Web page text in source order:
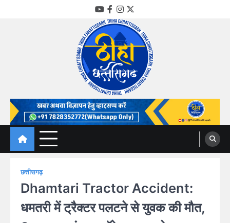
YouTube
Facebook
Instagram
Twitter
Thiha Chhattisgarh
गोठ जन-जन के
छत्तीसगढ़
Dhamtari Tractor Accident:
धमतरी में ट्रैक्टर पलटने से युवक की मौत,